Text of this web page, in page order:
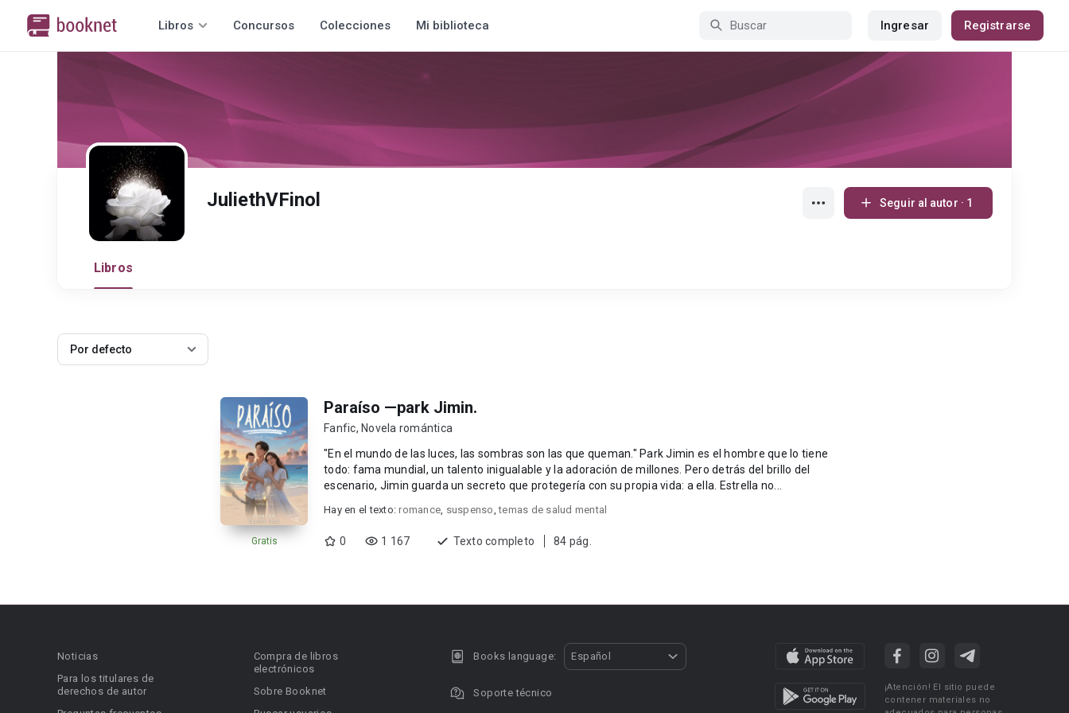
Libros Concursos Colecciones Mi biblioteca Ingresar Registrarse
JuliethVFinol Seguir al autor · 1
Libros
Por defecto
Gratis
Paraíso —park Jimin.
Fanfic, Novela romántica
​"En el mundo de las luces, las sombras son las que queman." ​Park Jimin es el hombre que lo tiene
todo: fama mundial, un talento inigualable y la adoración de millones. Pero detrás del brillo del
escenario, Jimin guarda un secreto que protegería con su propia vida: a ella. ​Estrella no...
Hay en el texto:romance, suspenso,temas de salud mental
0 1 167 Texto completo 84 pág.
Noticias
Para los titulares de
derechos de autor
Compra de libros
electrónicos
Sobre Booknet
Books language: Español
Soporte técnico
¡Atención! El sitio puede
contener materiales no